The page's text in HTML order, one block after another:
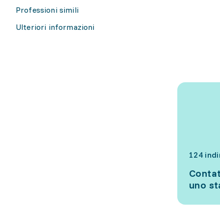
Professioni simili
Ulteriori informazioni
124
uno